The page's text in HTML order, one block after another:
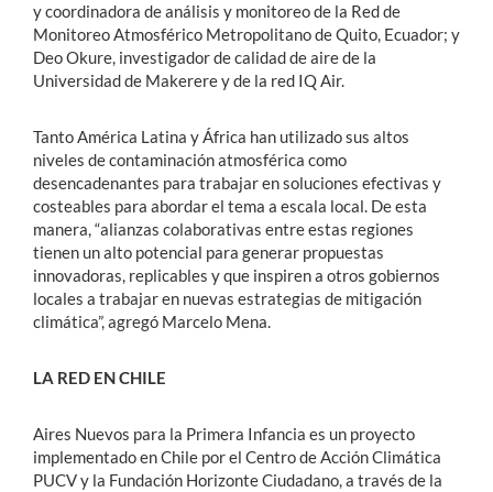
y coordinadora de análisis y monitoreo de la Red de
Monitoreo Atmosférico Metropolitano de Quito, Ecuador; y
Deo Okure, investigador de calidad de aire de la
Universidad de Makerere y de la red IQ Air.
Tanto América Latina y África han utilizado sus altos
niveles de contaminación atmosférica como
desencadenantes para trabajar en soluciones efectivas y
costeables para abordar el tema a escala local. De esta
manera, “alianzas colaborativas entre estas regiones
tienen un alto potencial para generar propuestas
innovadoras, replicables y que inspiren a otros gobiernos
locales a trabajar en nuevas estrategias de mitigación
climática”, agregó Marcelo Mena.
LA RED EN CHILE
Aires Nuevos para la Primera Infancia es un proyecto
implementado en Chile por el Centro de Acción Climática
PUCV y la Fundación Horizonte Ciudadano, a través de la